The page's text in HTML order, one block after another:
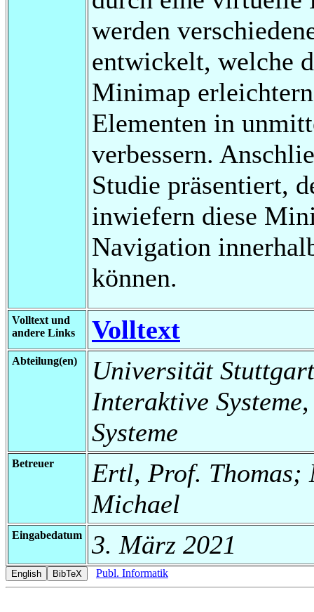
werden
entwickelt, welche
Minimap
Elementen in
verbessern.
Studie präsentiert,
inwiefern diese
Navigation
können.
Volltext und
andere Links
Volltext
Abteilung(en)
Universität
Interaktive
Systeme
Betreuer
Ertl, Prof. Thomas;
Michael
Eingabedatum 3. März 2021
Publ. Informatik